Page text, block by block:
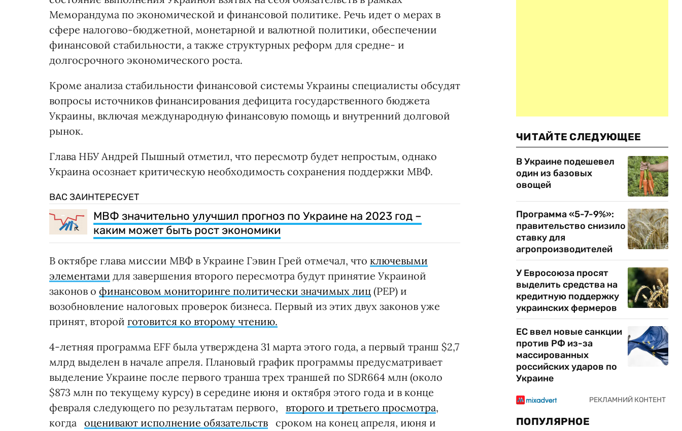
Меморандума по экономической и финансовой политике. Речь идет о мерах в
сфере налогово-бюджетной, монетарной и валютной политики, обеспечении
финансовой стабильности, а также структурных реформ для средне- и
долгосрочного экономического роста.
Кроме анализа стабильности финансовой системы Украины специалисты обсудят
вопросы источников финансирования дефицита государственного бюджета
Украины, включая международную финансовую помощь и внутренний долговой
рынок.
Глава НБУ Андрей Пышный отметил, что пересмотр будет непростым, однако
Украина осознает критическую необходимость сохранения поддержки МВФ.
ВАС ЗАИНТЕРЕСУЕТ
МВФ значительно улучшил прогноз по Украине на 2023 год –
каким может быть рост экономики
В октябре глава миссии МВФ в Украине Гэвин Грей отмечал, что ключевыми
элементами для завершения второго пересмотра будут принятие Украиной
законов о финансовом мониторинге политически значимых лиц (PEP) и
возобновление налоговых проверок бизнеса. Первый из этих двух законов уже
принят, второй готовится ко второму чтению.
4-летняя программа EFF была утверждена 31 марта этого года, а первый транш $2,7
млрд выделен в начале апреля. Плановый график программы предусматривает
выделение Украине после первого транша трех траншей по SDR664 млн (около
$873 млн по текущему курсу) в середине июня и октября этого года и в конце
февраля следующего по результатам первого, второго и третьего просмотра,
когда оценивают исполнение обязательств сроком на конец апреля, июня и
ЧИТАЙТЕ СЛЕДУЮЩЕЕ
В Украине подешевел
один из базовых
овощей
Программа «5-7-9%»:
правительство снизило
ставку для
агропроизводителей
У Евросоюза просят
выделить средства на
кредитную поддержку
украинских фермеров
ЕС ввел новые санкции
против РФ из-за
массированных
российских ударов по
Украине
ПОПУЛЯРНОЕ